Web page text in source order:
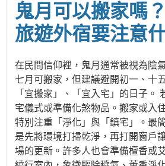
鬼月可以搬家嗎？
旅遊外宿要注意
在民間信仰裡，鬼月通常被視為陰
七月可搬家，但建議避開初一、十
「宜搬家」、「宜入宅」的日子。
宅儀式或準備化煞物品。搬家或入
特別注重「淨化」與「鎮宅」。最
是先將環境打掃乾淨，再打開窗戶
場的更新。許多人也會準備檀香或